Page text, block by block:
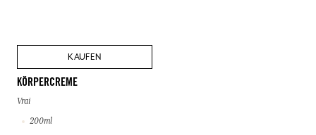
KAUFEN
KÖRPERCREME
Vrai
200ml